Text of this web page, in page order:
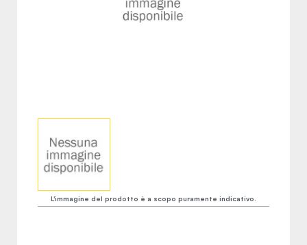
L'immagine del prodotto è a scopo puramente indicativo.